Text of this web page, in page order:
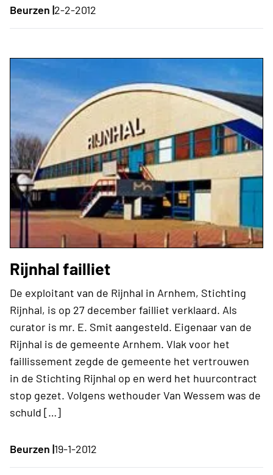
Beurzen |2-2-2012
Rijnhal failliet
De exploitant van de Rijnhal in Arnhem, Stichting
Rijnhal, is op 27 december failliet verklaard. Als
curator is mr. E. Smit aangesteld. Eigenaar van de
Rijnhal is de gemeente Arnhem. Vlak voor het
faillissement zegde de gemeente het vertrouwen
in de Stichting Rijnhal op en werd het huurcontract
stop gezet. Volgens wethouder Van Wessem was de
schuld […]
Beurzen |19-1-2012